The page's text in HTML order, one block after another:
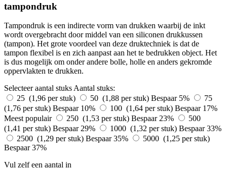
tampondruk
Tampondruk is een indirecte vorm van drukken waarbij de inkt
wordt overgebracht door middel van een siliconen drukkussen
(tampon). Het grote voordeel van deze druktechniek is dat de
tampon flexibel is en zich aanpast aan het te bedrukken object. Het
is dus mogelijk om onder andere bolle, holle en anders gekromde
oppervlakten te drukken.
Selecteer aantal stuks Aantal stuks:
25 (1,96 per stuk)
50 (1,88 per stuk) Bespaar 5%
75
(1,76 per stuk) Bespaar 10% 100 (1,64 per stuk) Bespaar 17%
Meest populair
250 (1,53 per stuk) Bespaar 23%
500
(1,41 per stuk) Bespaar 29% 1000 (1,32 per stuk) Bespaar 33%
2500 (1,29 per stuk) Bespaar 35%
5000 (1,25 per stuk)
Bespaar 37%
Vul zelf een aantal in